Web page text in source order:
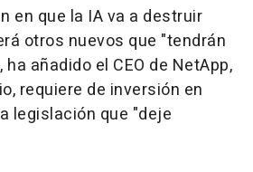
en que la IA va a destruir
otros nuevos que "tendrán
añadido el CEO de NetApp,
requiere de inversión en
legislación que "deje